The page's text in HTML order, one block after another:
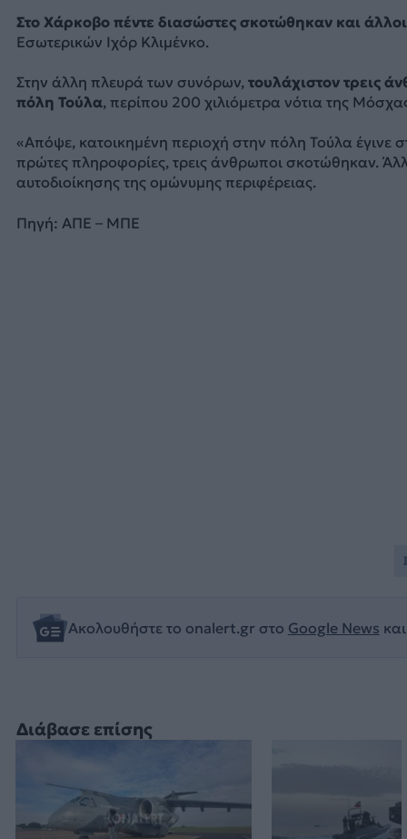
Διάβασε επίσης
Στο Χάρκοβο πέντε διασώστες σκοτώθηκαν και
Εσωτερικών Ιχόρ Κλιμένκο.
Στην άλλη πλευρά των συνόρων, τουλάχιστον τρεις
πόλη Τούλα, περίπου 200 χιλιόμετρα νότια της
«Απόψε, κατοικημένη περιοχή στην πόλη Τούλα
πρώτες πληροφορίες, τρεις άνθρωποι σκοτώθηκαν.
αυτοδιοίκησης της ομώνυμης περιφέρειας.
Πηγή: ΑΠΕ – ΜΠΕ
Ακολουθήστε το onalert.gr στο Google News